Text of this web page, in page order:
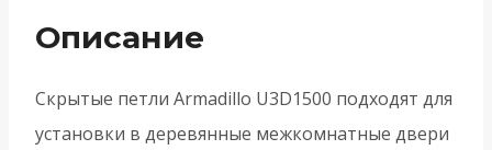
BL
Описание
Скрытые петли Armadillo U3D1500 подходят для
установки в деревянные межкомнатные двери